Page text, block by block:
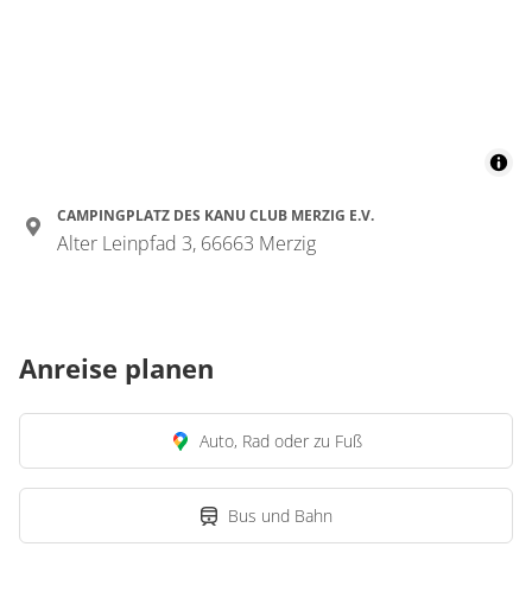
CAMPINGPLATZ DES KANU CLUB MERZIG E.V.
Alter Leinpfad 3, 66663 Merzig
Anreise planen
Auto, Rad oder zu Fuß
Bus und Bahn